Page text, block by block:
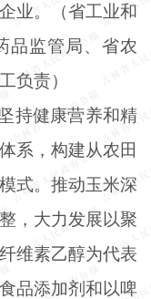
业。（省工业和
品监管局、省农
负责）
持健康营养和精
系，构建从农田
式。推动玉米深
，大力发展以聚
维素乙醇为代表
品添加剂和以啤